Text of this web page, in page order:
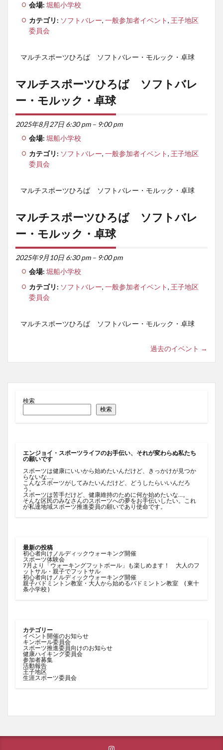
会場: 堀船小学校
カテゴリ: ソフトバレー, 一般参加者イベント, 王子地区
委員会
マルチスポーツひろば ソフトバレー・モルック・卓球
マルチスポーツひろば ソフトバレ
ー・モルック・卓球
2025年8月27日 6:30 pm– 9:00 pm
会場: 堀船小学校
カテゴリ: ソフトバレー, 一般参加者イベント, 王子地区
委員会
マルチスポーツひろば ソフトバレー・モルック・卓球
マルチスポーツひろば ソフトバレ
ー・モルック・卓球
2025年9月10日 6:30 pm– 9:00 pm
会場: 堀船小学校
カテゴリ: ソフトバレー, 一般参加者イベント, 王子地区
委員会
マルチスポーツひろば ソフトバレー・モルック・卓球
過去のイベント →
検索
検索
エンジョイ・スポーツライフのお手伝い、それが変わらぬ私たち
の願いです
スポーツは健康にいいから始めたいんだけど、きっかけが見つか
らないな…。
こんなスポーツがしてみたいんだけど、どうしたらいいんだろ
う。
スポーツは苦手だけど、健康維持のために何か始めたいな…。
そんな区民のみなさんのスポーツへの夢をお手伝いしたい。これ
が私達地域スポーツ推進委員の願いであり使命です。
最新の投稿
初心者向けノルディックウォーキング開催
スポーツ体験会
7月より「ウォーキングフットボール」も楽しめます！ 大人のフ
ットサル・親子でフットサル
初心者向けノルディックウォーキング開催
親子バドミントン教室・大人から始めるバドミントン教室 ( 東十
条小学校 )
カテゴリー
イベント開催のお知らせ
キンボール委員会
スポーツ推進委員向けのお知らせ
健康ハイキング委員会
参加者募集
活動報告
王子地区
生涯スポーツ委員会